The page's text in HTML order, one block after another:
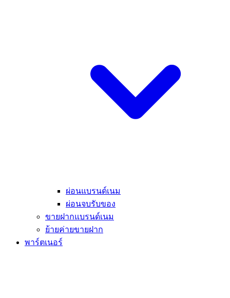
ผ่อนแบรนด์เนม
ผ่อนจบรับของ
ขายฝากแบรนด์เนม
ย้ายค่ายขายฝาก
พาร์ตเนอร์